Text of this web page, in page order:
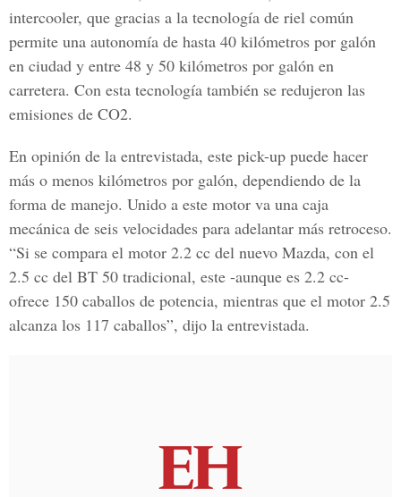
intercooler, que gracias a la tecnología de riel común
permite una autonomía de hasta 40 kilómetros por galón
en ciudad y entre 48 y 50 kilómetros por galón en
carretera. Con esta tecnología también se redujeron las
emisiones de CO2.
En opinión de la entrevistada, este pick-up puede hacer
más o menos kilómetros por galón, dependiendo de la
forma de manejo. Unido a este motor va una caja
mecánica de seis velocidades para adelantar más retroceso.
“Si se compara el motor 2.2 cc del nuevo Mazda, con el
2.5 cc del BT 50 tradicional, este -aunque es 2.2 cc-
ofrece 150 caballos de potencia, mientras que el motor 2.5
alcanza los 117 caballos”, dijo la entrevistada.